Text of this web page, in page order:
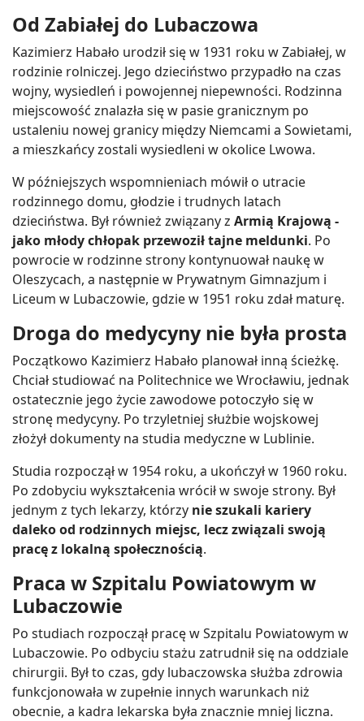
Od Zabiałej do Lubaczowa
Kazimierz Habało urodził się w 1931 roku w Zabiałej, w
rodzinie rolniczej. Jego dzieciństwo przypadło na czas
wojny, wysiedleń i powojennej niepewności. Rodzinna
miejscowość znalazła się w pasie granicznym po
ustaleniu nowej granicy między Niemcami a Sowietami,
a mieszkańcy zostali wysiedleni w okolice Lwowa.
W późniejszych wspomnieniach mówił o utracie
rodzinnego domu, głodzie i trudnych latach
dzieciństwa. Był również związany z Armią Krajową -
jako młody chłopak przewoził tajne meldunki. Po
powrocie w rodzinne strony kontynuował naukę w
Oleszycach, a następnie w Prywatnym Gimnazjum i
Liceum w Lubaczowie, gdzie w 1951 roku zdał maturę.
Droga do medycyny nie była prosta
Początkowo Kazimierz Habało planował inną ścieżkę.
Chciał studiować na Politechnice we Wrocławiu, jednak
ostatecznie jego życie zawodowe potoczyło się w
stronę medycyny. Po trzyletniej służbie wojskowej
złożył dokumenty na studia medyczne w Lublinie.
Studia rozpoczął w 1954 roku, a ukończył w 1960 roku.
Po zdobyciu wykształcenia wrócił w swoje strony. Był
jednym z tych lekarzy, którzy nie szukali kariery
daleko od rodzinnych miejsc, lecz związali swoją
pracę z lokalną społecznością.
Praca w Szpitalu Powiatowym w
Lubaczowie
Po studiach rozpoczął pracę w Szpitalu Powiatowym w
Lubaczowie. Po odbyciu stażu zatrudnił się na oddziale
chirurgii. Był to czas, gdy lubaczowska służba zdrowia
funkcjonowała w zupełnie innych warunkach niż
obecnie, a kadra lekarska była znacznie mniej liczna.